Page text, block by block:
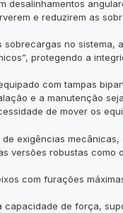
desalinhamentos
e reduzirem as
sobrecargas no sistema,
protegendo a
com tampas
e a manutenção
de mover os
exigências
versões robustas como o
com furações
capacidade de força,